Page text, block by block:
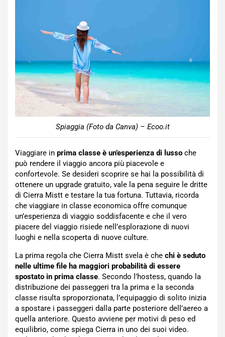
Spiaggia (Foto da Canva) – Ecoo.it
Viaggiare in prima classe è un’esperienza di lusso che
può rendere il viaggio ancora più piacevole e
confortevole. Se desideri scoprire se hai la possibilità di
ottenere un upgrade gratuito, vale la pena seguire le dritte
di Cierra Mistt e testare la tua fortuna. Tuttavia, ricorda
che viaggiare in classe economica offre comunque
un’esperienza di viaggio soddisfacente e che il vero
piacere del viaggio risiede nell’esplorazione di nuovi
luoghi e nella scoperta di nuove culture.
La prima regola che Cierra Mistt svela è che chi è seduto
nelle ultime file ha maggiori probabilità di essere
spostato in prima classe. Secondo l’hostess, quando la
distribuzione dei passeggeri tra la prima e la seconda
classe risulta sproporzionata, l’equipaggio di solito inizia
a spostare i passeggeri dalla parte posteriore dell’aereo a
quella anteriore. Questo avviene per motivi di peso ed
equilibrio, come spiega Cierra in uno dei suoi video.